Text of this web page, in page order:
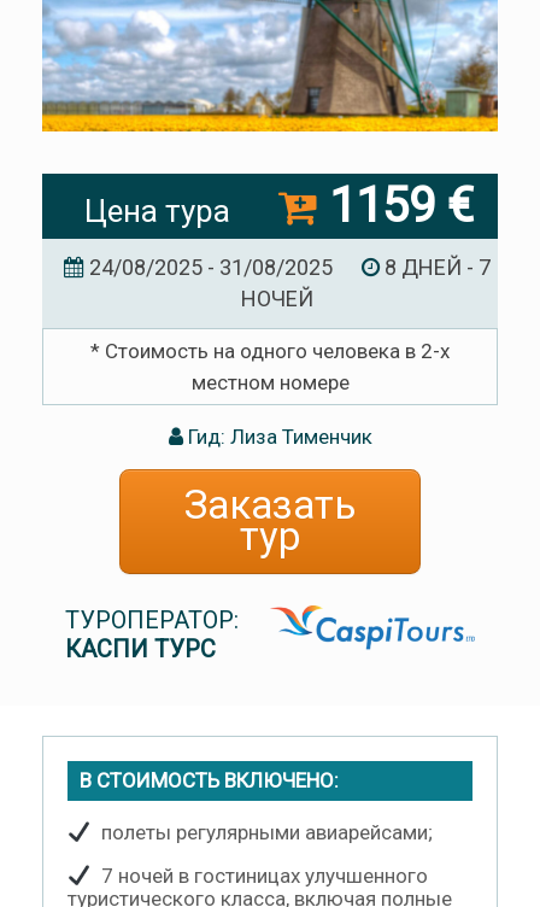
Цена тура 1159 €
24/08/2025 - 31/08/2025
8 ДНЕЙ - 7
НОЧЕЙ
* Стоимость на одного человека в 2-х
местном номере
Гид: Лиза Тименчик
Заказать
тур
ТУРОПЕРАТОР:
КАСПИ ТУРС
В СТОИМОСТЬ ВКЛЮЧЕНО:
полеты регулярными авиарейсами;
7 ночей в гостиницах улучшенного
туристического класса, включая полные